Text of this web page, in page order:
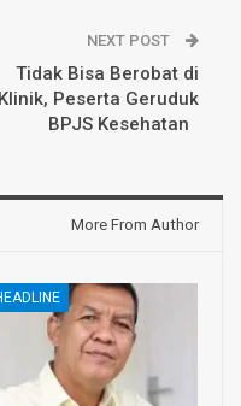
NEXT POST
Tidak Bisa Berobat di
Klinik, Peserta Geruduk
BPJS Kesehatan
More From Author